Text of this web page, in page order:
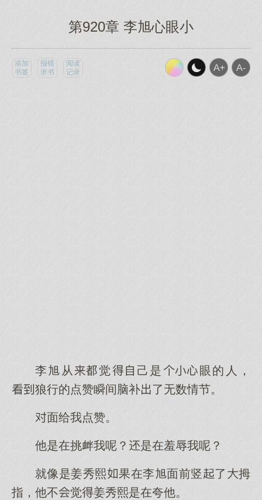
第920章 李旭心眼小
添加
书签
报错
求书
阅读
记录
李旭从觉己是眼的人，
狼行的点赞瞬间脑补了无数情节。
面给我点赞。
他是在挑衅我呢？是在羞辱我呢？
就像是姜秀熙果在李旭面前竖了拇
指，他不觉姜秀熙是在夸他。